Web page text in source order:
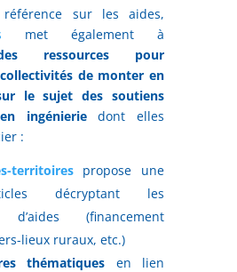
référence sur les aides,
met également à
ressources pour
de monter en
le sujet des soutiens
ingénieriedont elles
:
territoirespropose une
décryptant les
d’aides (financement
lieux ruraux, etc.)
thématiques en lien